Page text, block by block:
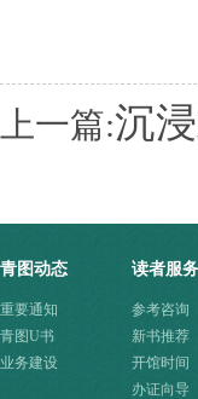
上一篇:沉
青图动态
重要通知
青图U书
业务建设
读者服务
参考咨询
新书推荐
开馆时间
办证向导